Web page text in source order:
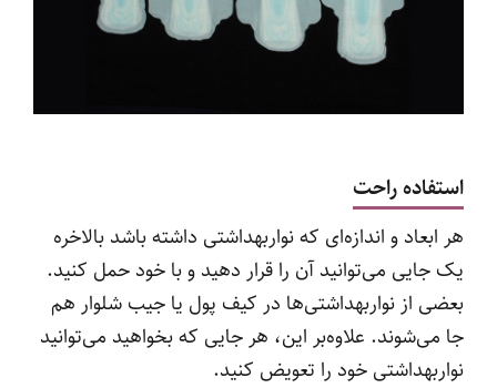
استفاده راحت
هر ابعاد و اندازه‌ای که نواربهداشتی داشته باشد بالاخره
یک جایی می‌توانید آن را قرار دهید و با خود حمل کنید.
بعضی از نواربهداشتی‌ها در کیف پول یا جیب شلوار هم
جا می‌شوند. علاوه‌بر این، هر جایی که بخواهید می‌توانید
نواربهداشتی خود را تعویض کنید.